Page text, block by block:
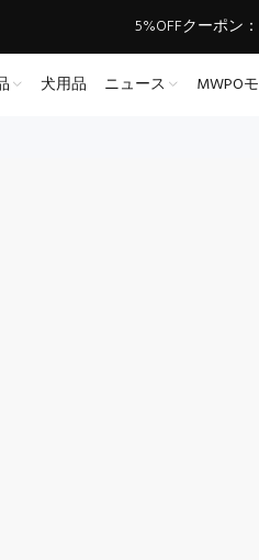
5%OFFクーポン
犬用品 ニュース MWPO